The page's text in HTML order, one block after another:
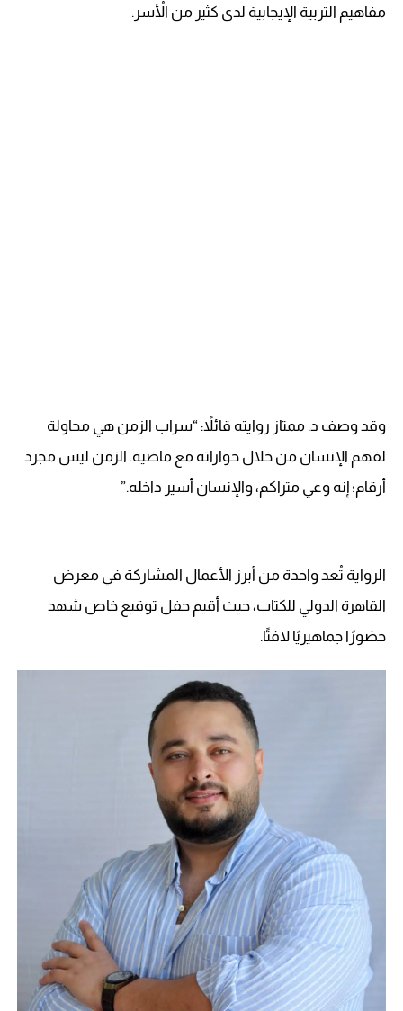
مفاهيم التربية الإيجابية لدى كثير من الأُسر.
وقد وصف د. ممتاز روايته قائلاً: “سراب الزمن هي محاولة
لفهم الإنسان من خلال حواراته مع ماضيه. الزمن ليس مجرد
أرقام؛ إنه وعي متراكم، والإنسان أسير داخله.”
الرواية تُعد واحدة من أبرز الأعمال المشاركة في معرض
القاهرة الدولي للكتاب، حيث أقيم حفل توقيع خاص شهد
حضورًا جماهيريًا لافتًا.